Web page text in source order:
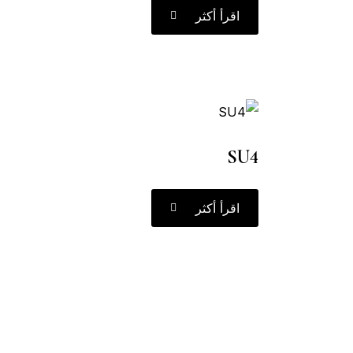
اقرأ أكثر
SU4
اقرأ أكثر